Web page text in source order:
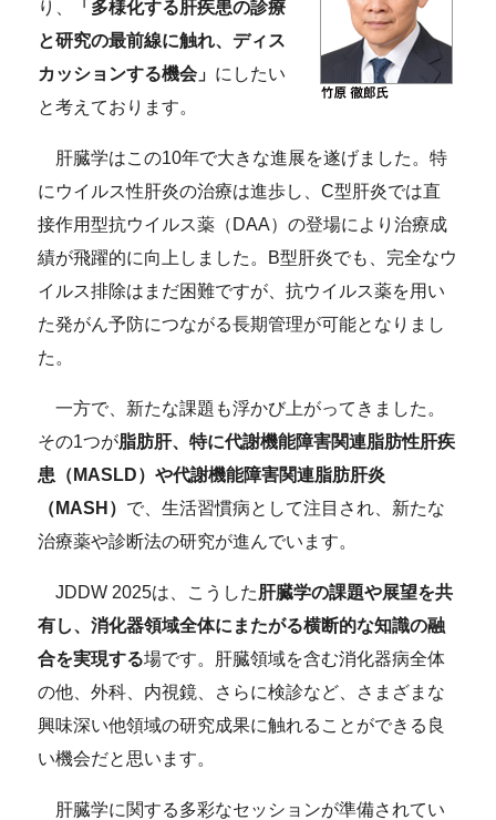
り、
「多様化する肝疾患の診療
と研究の最前線に触れ、ディス
カッションする機会」 にしたい
と考えております。
肝臓学はこの10年で大きな進展を遂げました。特
にウイルス性肝炎の治療は進歩し、C型肝炎では直
接作用型抗ウイルス薬（DAA）の登場により治療成
績が飛躍的に向上しました。B型肝炎でも、完全なウ
イルス排除はまだ困難ですが、抗ウイルス薬を用い
た発がん予防につながる長期管理が可能となりまし
た。
一方で、新たな課題も浮かび上がってきました。
その1つが脂肪肝、特に代謝機能障害関連脂肪性肝疾
患（MASLD）や代謝機能障害関連脂肪肝炎
（MASH） で、生活習慣病として注目され、新たな
治療薬や診断法の研究が進んでいます。
JDDW 2025は、こうした肝臓学の課題や展望を共
有し、消化器領域全体にまたがる横断的な知識の融
合を実現する場です。肝臓領域を含む消化器病全体
の他、外科、内視鏡、さらに検診など、さまざまな
興味深い他領域の研究成果に触れることができる良
い機会だと思います。
肝臓学に関する多彩なセッションが準備されてい